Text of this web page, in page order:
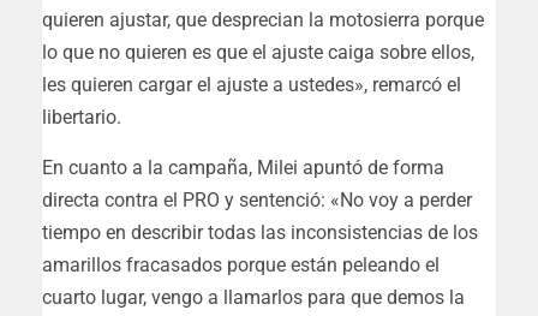
quieren ajustar, que desprecian la motosierra porque
lo que no quieren es que el ajuste caiga sobre ellos,
les quieren cargar el ajuste a ustedes», remarcó el
libertario.
En cuanto a la campaña, Milei apuntó de forma
directa contra el PRO y sentenció: «No voy a perder
tiempo en describir todas las inconsistencias de los
amarillos fracasados porque están peleando el
cuarto lugar, vengo a llamarlos para que demos la